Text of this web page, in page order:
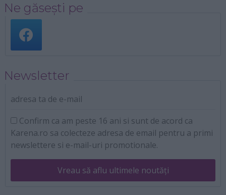
Ne găsești pe
Newsletter
adresa ta de e-mail
Confirm ca am peste 16 ani si sunt de acord ca
Karena.ro sa colecteze adresa de email pentru a primi
newslettere si e-mail-uri promotionale.
Vreau să aflu ultimele noutăți